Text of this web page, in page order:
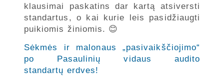
klausimai paskatins dar kartą atsiversti
standartus, o kai kurie leis pasidžiaugti
puikiomis žiniomis. 😊
Sėkmės ir malonaus „pasivaikščiojimo“
po Pasaulinių vidaus audito
standartų erdves!